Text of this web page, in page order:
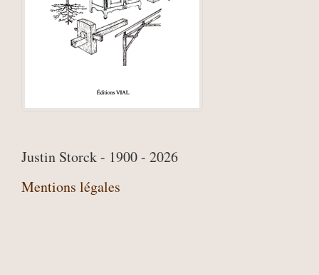
Justin Storck - 1900 - 2026
Mentions légales